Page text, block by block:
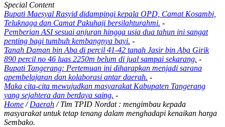
Special Content
Bupati Maesyal Rasyid didampingi kepala OPD, Camat Kosambi,
Teluknaga dan Camat Pakuhaji bersilahturahmi. -
Pemberian ASI sesuai anjuran hingga usia dua tahun ini sangat
penting bagi tumbuh kembangnya bayi. -
Tanah Daman bin Aba di percil 41-42 tanah Jasir bin Aba Girik
890 percil no 46 luas 2250m belum di jual sampai sekarang. -
Bupati Tangerang: Pertemuan ini diharapkan menjadi sarana
qpembelajaran dan kolaborasi antar daerah. -
Maka cita-cita mewujudkan masyarakat Kabupaten Tangerang
yang sejahtera dan berdaya saing. -
Home /Daerah /Tim TPID Nordat : mengimbau kepada
masyarakat untuk tetap tenang dalam menghadapi kenaikan harga
Sembako.